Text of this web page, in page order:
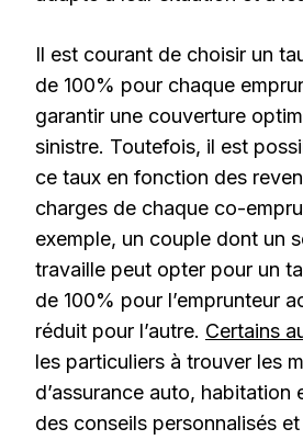
Il est courant de choisir un
de 100% pour chaque
garantir une couverture
sinistre. Toutefois, il est
ce taux en fonction des
charges de chaque co-
exemple, un couple dont un
travaille peut opter pour un
de 100% pour l’emprunteur
réduit pour l’autre. Certains
les particuliers à trouver les
d’assurance auto, habitation
des conseils personnalisés et